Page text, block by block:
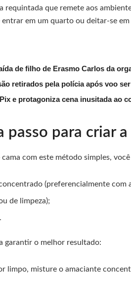
requintada que remete aos
em um quarto ou deitar-se em
de filho de Erasmo Carlos da
retirados pela polícia após voo
e protagoniza cena inusitada ao
passo para criar a
com este método simples,
(preferencialmente com
de limpeza);
garantir o melhor resultado:
limpo, misture o amaciante